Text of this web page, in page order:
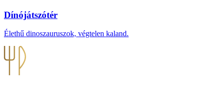
Dínójátszótér
Élethű dinoszauruszok, végtelen kaland.